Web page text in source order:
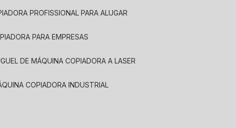
PROFISSIONAL PARA ALUGAR
PARA EMPRESAS
DE MÁQUINA COPIADORA A LASER
COPIADORA INDUSTRIAL